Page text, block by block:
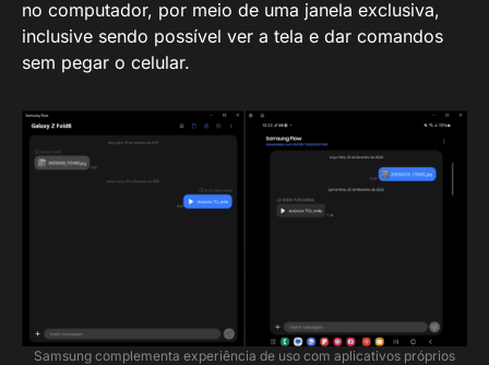
no computador, por meio de uma janela exclusiva,
inclusive sendo possível ver a tela e dar comandos
sem pegar o celular.
Samsung complementa experiência de uso com aplicativos próprios